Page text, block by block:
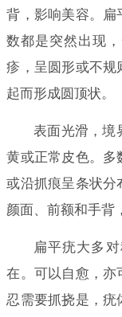
背，影响美容。扁
数都是突然出现
疹，呈圆形或不规
起而形成圆顶状。
表面光滑，境
黄或正常皮色。多
或沿抓痕呈条状分
颜面、前额和手背
扁平疣大多
在。可以自愈，亦
忍需要抓挠是，疣